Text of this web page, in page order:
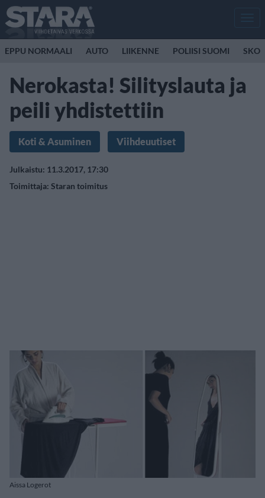
EPPU NORMAALI AUTO LIIKENNE POLIISI SUOMI
Nerokasta! Silityslauta ja
peili yhdistettiin
Koti & Asuminen Viihdeuutiset
Julkaistu: 11.3.2017, 17:30
Toimittaja: Staran toimitus
Aissa Logerot